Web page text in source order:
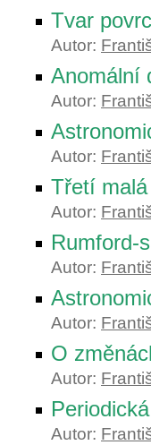
Tvar
Autor:
Anomální
Autor:
Autor:
Třetí
Autor:
Rumford-
Autor:
Autor:
O
Autor:
Autor: